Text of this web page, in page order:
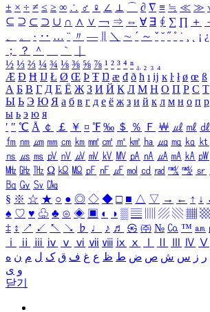
± × ÷ ≠ ≤ ≥ ∞ ∴ ♂ ♀ ∠ ⊥ ⌒ ∂ ∇ ≡ ≒ ≪ ≫
⊆ ⊇ ⊂ ⊃ ∪ ∩ ∧ ∨ ￢ ⇒ ⇔ ∀ ∃ ∮ ∑ ∏ ＋
、
。 · ‥ … ¨ 〃 ― ＼ ∼ ´ ～ ˇ ˘ ˝ ˚ ˙ ¸ ¡ ¿
；
？ ＾ ｀
½ ⅓ ⅔ ¼ ¾ ⅛ ⅜ ⅝ ⅞ ¹ ² ³ ⁴ ⁿ ₁ ₂ ₃ ₄
Æ Ð Ħ Ĳ Ł Ø Œ Þ Ŧ Ŋ æ đ ð ħ ı ĳ ĸ ŀ ł ø œ ß
А Б В Г Д Е Ё Ж З И Й К Л М Н О П Р С Т
Ы Ь Э Ю Я а б в г д е ё ж з и й к л м н о п р
ы ь э ю я
′ ″ ℃ Å ￠ ￡ ￥ ¤ ℉ ‰ ＄ ％ Ｆ ￦ ㎕ ㎖ ㎗
㎙ ㎚ ㎛ ㎜ ㎝ ㎞ ㎟ ㎠ ㎡ ㎢ ㏊ ㎍ ㎎ ㎏ ㏏
㎱ ㎲ ㎳ ㎴ ㎵ ㎶ ㎷ ㎸ ㎹ ㎀ ㎁ ㎂ ㎃ ㎄ ㎺
㎒ ㎓ ㎔ Ω ㏀ ㏁ ㎊ ㎋ ㎌ ㏖ ㏅ ㎭ ㎮ ㎯ ㏛
㏃ ㏉ ㏜ ㏆
§ ※ ☆ ★ ○ ● ◎ ◇ ◆ □ ■ △ ▽ → ← ↑ ↓
♠ ♡ ♥ ♧ ♣ ⊙ ◈ ▣ ◐ ◑ ▒ ▤ ▨ ▧ ▦ ▩
‡ ↕ ↗ ↙ ↖ ↘ ♭ ♩ ♪ ♬ ㉿ ㈜ № ㏇ ™ ㏂
ⅰ
ⅱ ⅲ ⅳ ⅴ ⅵ ⅶ ⅷ ⅸ ⅹ Ⅳ Ⅴ
ر ز س ش ص ض ط ظ ع غ ف ق ک ل م ن ه
و ی
닫기